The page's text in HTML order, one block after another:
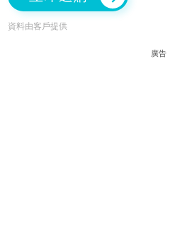
資料由客戶提供
廣告